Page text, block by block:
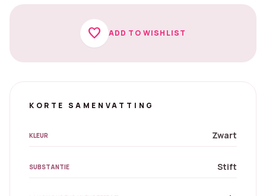
favorite ADD TO WISHLIST
KORTE SAMENVATTING
KLEUR Zwart
SUBSTANTIE Stift